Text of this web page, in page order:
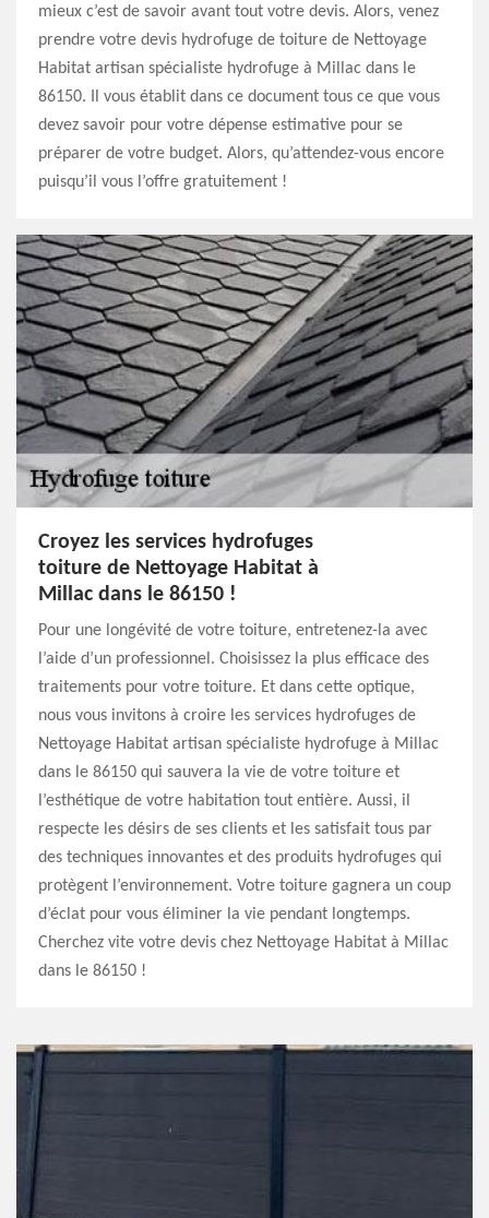
mieux c’est de savoir avant tout votre devis. Alors, venez
prendre votre devis hydrofuge de toiture de Nettoyage
Habitat artisan spécialiste hydrofuge à Millac dans le
86150. Il vous établit dans ce document tous ce que vous
devez savoir pour votre dépense estimative pour se
préparer de votre budget. Alors, qu’attendez-vous encore
puisqu’il vous l’offre gratuitement !
Croyez les services hydrofuges
toiture de Nettoyage Habitat à
Millac dans le 86150 !
Pour une longévité de votre toiture, entretenez-la avec
l’aide d’un professionnel. Choisissez la plus efficace des
traitements pour votre toiture. Et dans cette optique,
nous vous invitons à croire les services hydrofuges de
Nettoyage Habitat artisan spécialiste hydrofuge à Millac
dans le 86150 qui sauvera la vie de votre toiture et
l’esthétique de votre habitation tout entière. Aussi, il
respecte les désirs de ses clients et les satisfait tous par
des techniques innovantes et des produits hydrofuges qui
protègent l’environnement. Votre toiture gagnera un coup
d’éclat pour vous éliminer la vie pendant longtemps.
Cherchez vite votre devis chez Nettoyage Habitat à Millac
dans le 86150 !